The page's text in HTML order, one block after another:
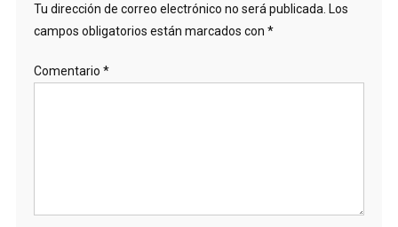
Tu dirección de correo electrónico no será publicada. Los
campos obligatorios están marcados con *
Comentario *